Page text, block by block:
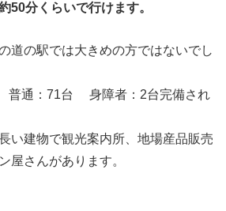
50分くらいで行けます。
道の駅では大きめの方ではないでし
普通：71台 身障者：2台完備され
い建物で観光案内所、地場産品販売
屋さんがあります。